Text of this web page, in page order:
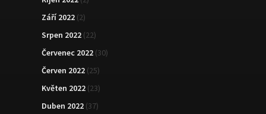
Září 2022 (2)
Srpen 2022 (22)
Červenec 2022 (30)
Červen 2022 (25)
Květen 2022 (23)
Duben 2022 (37)